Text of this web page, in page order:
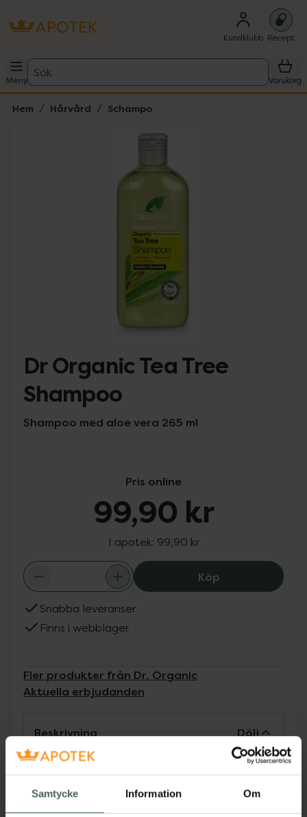
Samtycke Information Om
Kundklubb Recept
Meny
Sök
Varukorg
Hem Hårvård Schampo
Dr Organic Tea Tree
Shampoo
Shampoo med aloe vera 265 ml
Pris online
99,90 kr
I apotek: 99,90 kr
KöpDr Organic
Snabba leveranser
Finns i webblager
Fler produkter från Dr. Organic
Aktuella erbjudanden
Beskrivning Dölj
Dr Organic Tea Tree Shampoo är ett
skonsamt men djuprengörande hårschampo